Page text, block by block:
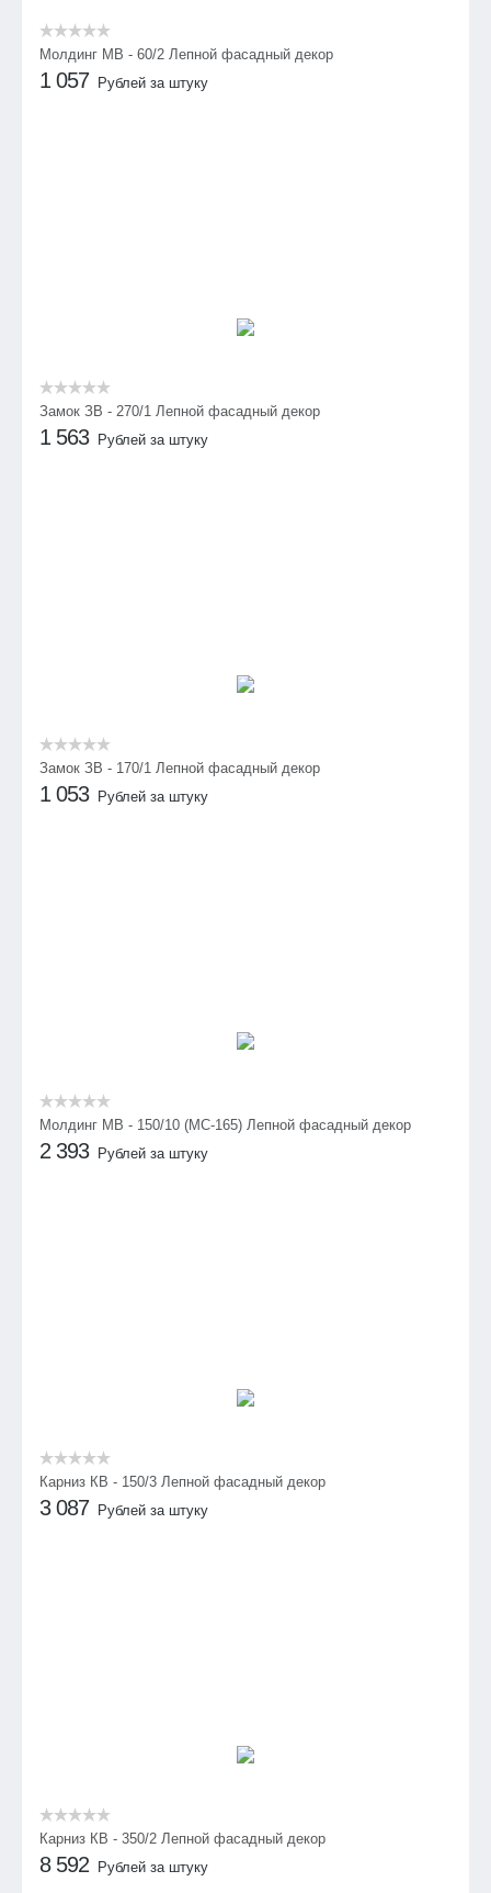
Молдинг МВ - 60/2 Лепной фасадный декор
1 057 Рублей за штуку
Замок ЗВ - 270/1 Лепной фасадный декор
1 563 Рублей за штуку
Замок ЗВ - 170/1 Лепной фасадный декор
1 053 Рублей за штуку
Молдинг МВ - 150/10 (МС-165) Лепной фасадный декор
2 393 Рублей за штуку
Карниз КВ - 150/3 Лепной фасадный декор
3 087 Рублей за штуку
Карниз КВ - 350/2 Лепной фасадный декор
8 592 Рублей за штуку